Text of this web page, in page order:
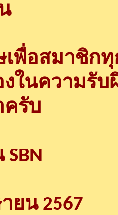
เพื่อสมาชิก
ในความรั
ครับ
ยน 2567